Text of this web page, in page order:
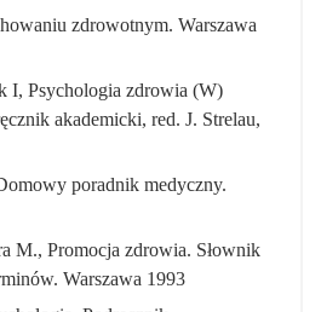
zdrowotnym. Warszawa
I, Psychologia zdrowia (W)
akademicki, red. J. Strelau,
poradnik medyczny.
M., Promocja zdrowia. Słownik
Warszawa 1993